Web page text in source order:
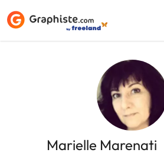
Marielle Marenati